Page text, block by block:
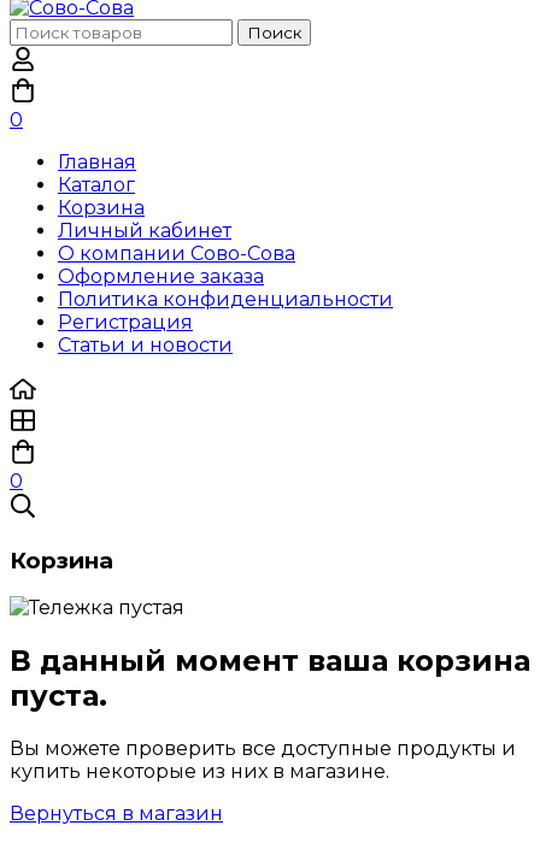
Поиск
по:
Поиск
0
Главная
Каталог
Корзина
Личный кабинет
О компании Сово-Сова
Оформление заказа
Политика конфиденциальности
Регистрация
Статьи и новости
0
Корзина
В данный момент ваша корзина
пуста.
Вы можете проверить все доступные продукты и
купить некоторые из них в магазине.
Вернуться в магазин